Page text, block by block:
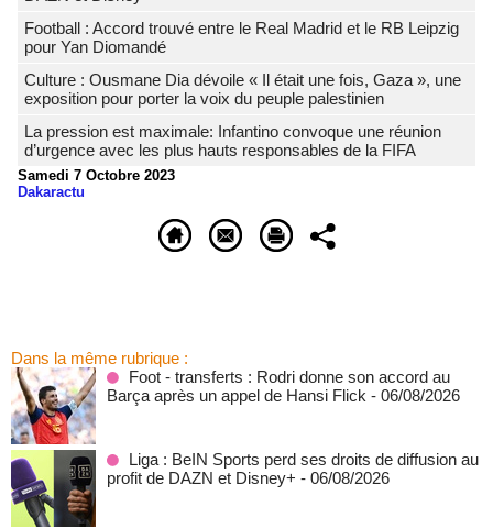
Football : Accord trouvé entre le Real Madrid et le RB Leipzig
pour Yan Diomandé
Culture : Ousmane Dia dévoile « Il était une fois, Gaza », une
exposition pour porter la voix du peuple palestinien
La pression est maximale: Infantino convoque une réunion
d’urgence avec les plus hauts responsables de la FIFA
Samedi 7 Octobre 2023
Dakaractu
Dans la même rubrique :
Foot - transferts : Rodri donne son accord au
Barça après un appel de Hansi Flick - 06/08/2026
Liga : BeIN Sports perd ses droits de diffusion au
profit de DAZN et Disney+ - 06/08/2026